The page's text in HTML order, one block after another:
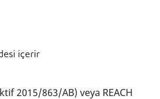
içerir
2015/863/AB) veya REACH